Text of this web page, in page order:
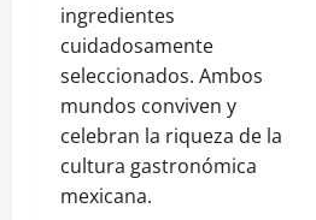
ingredientes
cuidadosamente
seleccionados. Ambos
mundos conviven y
celebran la riqueza de la
cultura gastronómica
mexicana.